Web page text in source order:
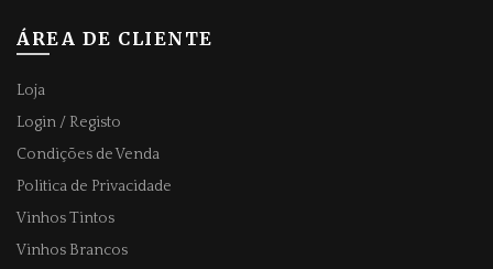
ÁREA DE CLIENTE
Loja
Login / Registo
Condições de Venda
Politica de Privacidade
Vinhos Tintos
Vinhos Brancos